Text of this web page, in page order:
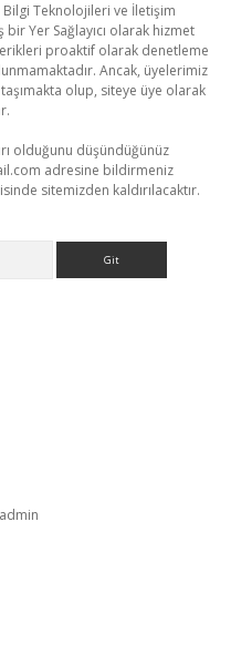
Bilgi Teknolojileri ve İletişim
bir Yer Sağlayıcı olarak hizmet
proaktif olarak denetleme
Ancak, üyelerimiz
olup, siteye üye olarak
olduğunu düşündüğünüz
adresine bildirmeniz
sitemizden kaldırılacaktır.
admin